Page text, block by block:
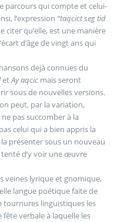
parcours qui compte et celui-
l’expression “taqcict seg tid
citer qu’elle, est une manière
d’âge de vingt ans qui
dejà connues du
etAy aqcic mais seront
sous de nouvelles versions.
peut, par la variation,
pas succomber à la
celui qui a bien appris la
présenter sous un nouveau
d’y voir une œuvre
veines lyrique et gnomique,
langue poétique faite de
tournures linguistiques les
fête verbale à laquelle les